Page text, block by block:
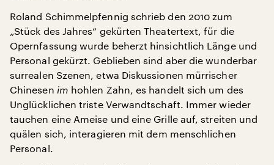
Roland Schimmelpfennig schrieb den 2010 zum
„Stück des Jahres“ gekürten Theatertext, für die
Opernfassung wurde beherzt hinsichtlich Länge und
Personal gekürzt. Geblieben sind aber die wunderbar
surrealen Szenen, etwa Diskussionen mürrischer
Chinesen im hohlen Zahn, es handelt sich um des
Unglücklichen triste Verwandtschaft. Immer wieder
tauchen eine Ameise und eine Grille auf, streiten und
quälen sich, interagieren mit dem menschlichen
Personal.